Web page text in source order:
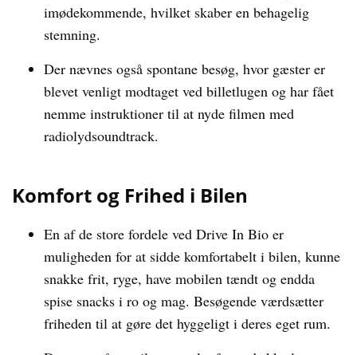
imødekommende, hvilket skaber en behagelig
stemning.
Der nævnes også spontane besøg, hvor gæster er
blevet venligt modtaget ved billetlugen og har fået
nemme instruktioner til at nyde filmen med
radiolydsoundtrack.
Komfort og Frihed i Bilen
En af de store fordele ved Drive In Bio er
muligheden for at sidde komfortabelt i bilen, kunne
snakke frit, ryge, have mobilen tændt og endda
spise snacks i ro og mag. Besøgende værdsætter
friheden til at gøre det hyggeligt i deres eget rum.